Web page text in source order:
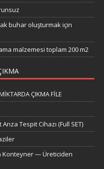
buhar oluşturmak için
malzemesi toplam 200 m2
ÇIKMA FİLE
Tespit Cihazı (Full SET)
Konteyner — Üreticiden